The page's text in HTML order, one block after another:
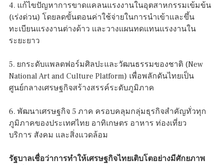
4. แก้ไขปัญหาการขาดแคลนแรงงานในอุตสาหกรรมเข้มข้น
(เร่งด่วน) โดยลดขั้นตอนค่าใช้จ่ายในการนำเข้าและขึ้น
ทะเบียนแรงงานต่างด้าว และวางแผนทดแทนแรงงานใน
ระยะยาว
5. ยกระดับแพลตฟอร์มศิลปะและวัฒนธรรมของชาติ (New
National Art and Culture Platform) เพื่อพลักดันไทยเป็น
ศูนย์กลางเศรษฐกิจสร้างสรรค์ระดับภูมิภาค
6. พัฒนาเศรษฐกิจ 5 ภาค ครอบคลุมกลุ่มธุรกิจสำคัญทั่วทุก
ภูมิภาคของประเทศไทย อาทิเกษตร อาหาร ท่องเที่ยว
บริการ สังคม และสิ่งแวดล้อม
รัฐบาลเชื่อว่าการทำให้เศรษฐกิจไทยเติบโตอย่างมีศักยภาพ